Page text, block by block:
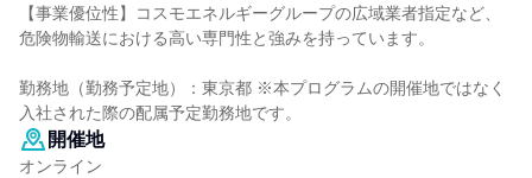
【事業優位性】コスモエネルギーグループの広域業者指定など、
危険物輸送における高い専門性と強みを持っています。
勤務地（勤務予定地）：東京都 ※本プログラムの開催地ではなく
入社された際の配属予定勤務地です。
開催地
オンライン